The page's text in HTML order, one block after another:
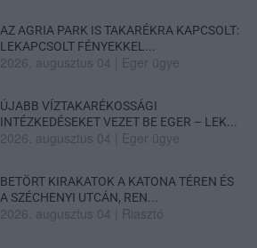
AZ AGRIA PARK IS TAKARÉKRA KAPCSOLT:
LEKAPCSOLT FÉNYEKKEL...
2026. augusztus 04 Eger ügye
ÚJABB VÍZTAKARÉKOSSÁGI
INTÉZKEDÉSEKET VEZET BE EGER – LEK...
2026. augusztus 04 Eger ügye
BETÖRT KIRAKATOK A KATONA TÉREN ÉS
A SZÉCHENYI UTCÁN, REN...
2026. augusztus 04 Riasztó